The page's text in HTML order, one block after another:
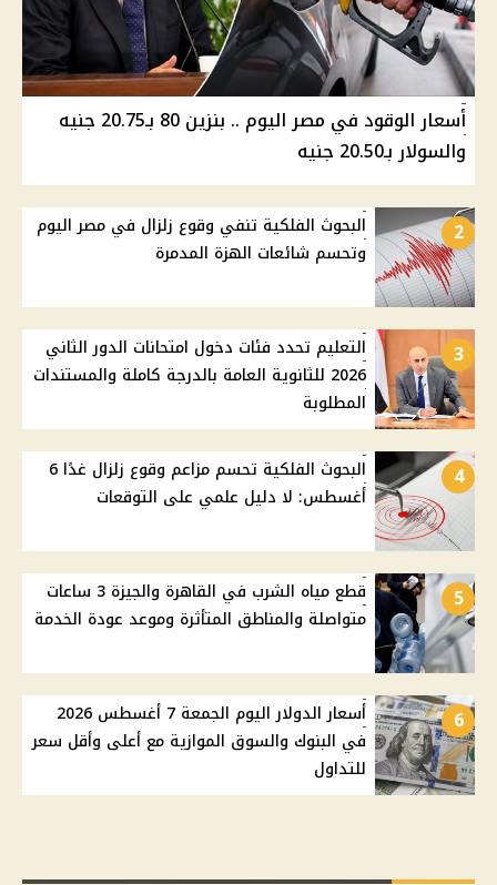
أسعار الوقود في مصر اليوم .. بنزين 80 بـ20.75 جنيه
والسولار بـ20.50 جنيه
2
البحوث الفلكية تنفي وقوع زلزال في مصر اليوم
وتحسم شائعات الهزة المدمرة
3
التعليم تحدد فئات دخول امتحانات الدور الثاني
2026 للثانوية العامة بالدرجة كاملة والمستندات
المطلوبة
4
البحوث الفلكية تحسم مزاعم وقوع زلزال غدًا 6
أغسطس: لا دليل علمي على التوقعات
5
قطع مياه الشرب في القاهرة والجيزة 3 ساعات
متواصلة والمناطق المتأثرة وموعد عودة الخدمة
6
أسعار الدولار اليوم الجمعة 7 أغسطس 2026
في البنوك والسوق الموازية مع أعلى وأقل سعر
للتداول